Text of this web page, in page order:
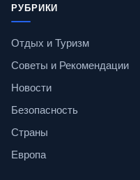
РУБРИКИ
Отдых и Туризм
Советы и Рекомендации
Новости
Безопасность
Страны
Европа